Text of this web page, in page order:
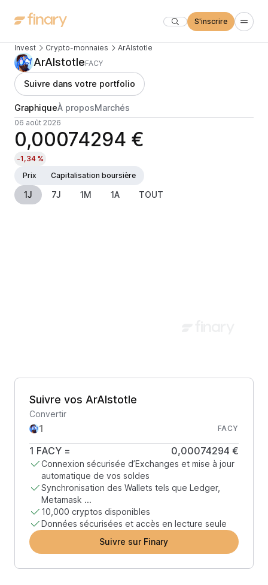
S'inscrire
Invest Crypto-monnaies ArAIstotle
ArAIstotleFACY
Suivre dans votre portfolio
GraphiqueÀ proposMarchés
06 août 2026
0,00074294 €
-1,34 %
Prix
Capitalisation boursière
1J 7J 1M 1A TOUT
Suivre vos ArAIstotle
Convertir
FACY
1 FACY = 0,00074294 €
Connexion sécurisée d’Exchanges et mise à jour
automatique de vos soldes
Synchronisation des Wallets tels que Ledger,
Metamask ...
10,000 cryptos disponibles
Données sécurisées et accès en lecture seule
Suivre sur Finary